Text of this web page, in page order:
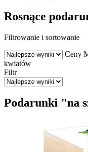
Rosnące
Filtrowanie i sortowanie
Ceny
kwiatów
Filtr
Podarunki "na